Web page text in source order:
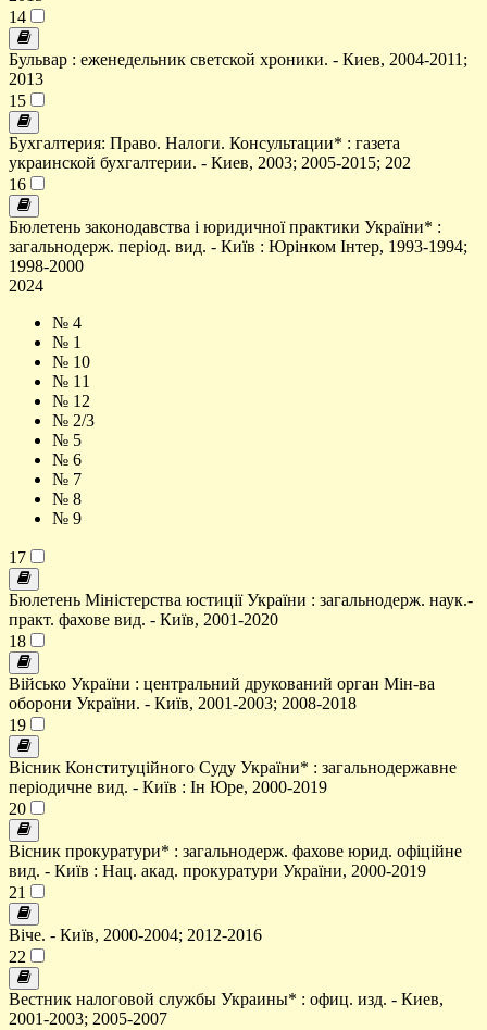
14
Бульвар : еженедельник светской хроники. - Киев, 2004-2011;
2013
15
Бухгалтерия: Право. Налоги. Консультации* : газета
украинской бухгалтерии. - Киев, 2003; 2005-2015; 202
16
Бюлетень законодавства і юридичної практики України* :
загальнодерж. період. вид. - Київ : Юрінком Інтер, 1993-1994;
1998-2000
2024
№ 4
№ 1
№ 10
№ 11
№ 12
№ 2/3
№ 5
№ 6
№ 7
№ 8
№ 9
17
Бюлетень Міністерства юстиції України : загальнодерж. наук.-
практ. фахове вид. - Київ, 2001-2020
18
Військо України : центральний друкований орган Мін-ва
оборони України. - Київ, 2001-2003; 2008-2018
19
Вісник Конституційного Суду України* : загальнодержавне
періодичне вид. - Київ : Ін Юре, 2000-2019
20
Вісник прокуратури* : загальнодерж. фахове юрид. офіційне
вид. - Київ : Нац. акад. прокуратури України, 2000-2019
21
Віче. - Київ, 2000-2004; 2012-2016
22
Вестник налоговой службы Украины* : офиц. изд. - Киев,
2001-2003; 2005-2007